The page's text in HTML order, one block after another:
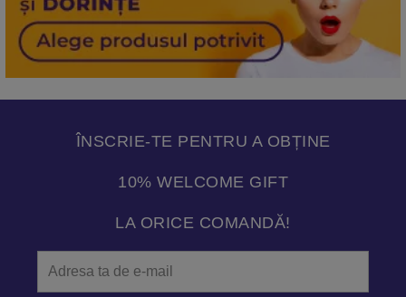
ÎNSCRIE-TE PENTRU A OBȚINE
10% WELCOME GIFT
LA ORICE COMANDĂ!